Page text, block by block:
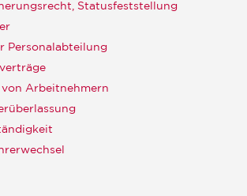
Statusfeststellung
Personalabteilung
von Arbeitnehmern